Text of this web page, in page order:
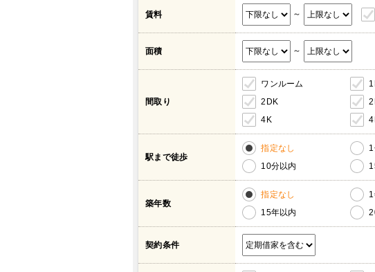
賃料 ～
面積 ～
間取り
ワンルーム
2DK
4K
駅まで徒歩
指定なし
10分以内
築年数
指定なし
15年以内
契約条件